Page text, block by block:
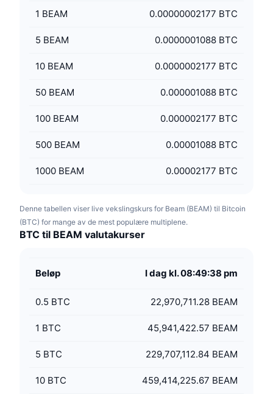
1 BEAM 0.00000002177 BTC
5 BEAM 0.0000001088 BTC
10 BEAM 0.0000002177 BTC
50 BEAM 0.000001088 BTC
100 BEAM 0.000002177 BTC
500 BEAM 0.00001088 BTC
1000 BEAM 0.00002177 BTC
Denne tabellen viser live vekslingskurs for Beam (BEAM) til Bitcoin
(BTC) for mange av de mest populære multiplene.
BTC til BEAM valutakurser
Beløp I dag kl. 08:49:38 pm
0.5 BTC 22,970,711.28 BEAM
1 BTC 45,941,422.57 BEAM
5 BTC 229,707,112.84 BEAM
10 BTC 459,414,225.67 BEAM